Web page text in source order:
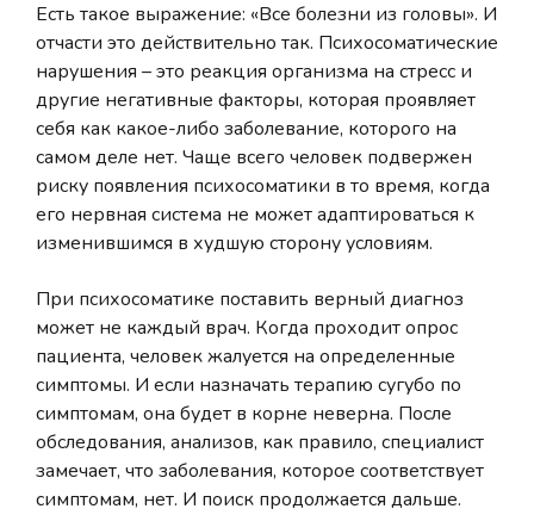
Есть такое выражение: «Все болезни из головы». И
отчасти это действительно так. Психосоматические
нарушения – это реакция организма на стресс и
другие негативные факторы, которая проявляет
себя как какое-либо заболевание, которого на
самом деле нет. Чаще всего человек подвержен
риску появления психосоматики в то время, когда
его нервная система не может адаптироваться к
изменившимся в худшую сторону условиям.
При психосоматике поставить верный диагноз
может не каждый врач. Когда проходит опрос
пациента, человек жалуется на определенные
симптомы. И если назначать терапию сугубо по
симптомам, она будет в корне неверна. После
обследования, анализов, как правило, специалист
замечает, что заболевания, которое соответствует
симптомам, нет. И поиск продолжается дальше.